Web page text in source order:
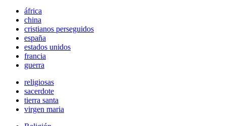
áfrica
china
cristianos perseguidos
españa
estados unidos
francia
guerra
religiosas
sacerdote
tierra santa
virgen maria